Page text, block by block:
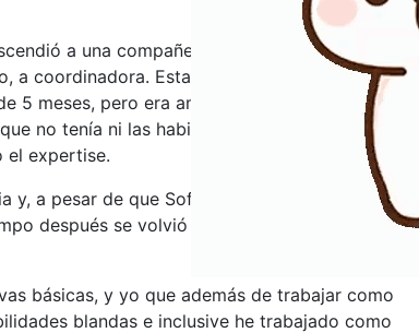
a una compañera nuestra, a quien
a coordinadora. Esta chica hacía muy poco
5 meses, pero era amiga de ella, y había entrado
no tenía ni las habilidades técnicas –
el expertise.
a pesar de que Sofía era medio desastrosa,
después se volvió muy evidente que el cargo
básicas, y yo que además de trabajar como
blandas e inclusive he trabajado como